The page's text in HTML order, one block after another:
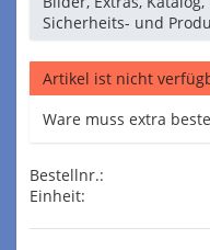
Sicherheits- und
Artikel ist nicht
Ware muss extra
Bestellnr.:
Einheit: